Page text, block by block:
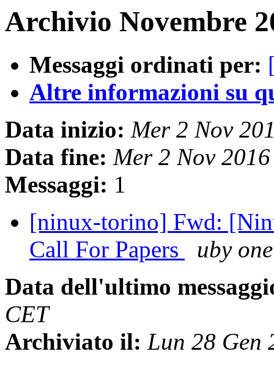
Archivio Novembre
Messaggi ordinati per:
Altre informazioni su
Data inizio: Mer 2 Nov
Data fine: Mer 2 Nov
Messaggi: 1
[ninux-torino] Fwd:
Call For Papers
uby one
Data dell'ultimo
CET
Archiviato il: Lun 28 Gen